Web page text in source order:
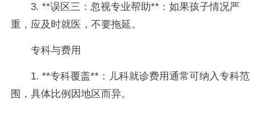
3. **误区三：忽视专业帮助**：如果孩子情况严
重，应及时就医，不要拖延。
专科与费用
1. **专科覆盖**：儿科就诊费用通常可纳入专科范
围，具体比例因地区而异。